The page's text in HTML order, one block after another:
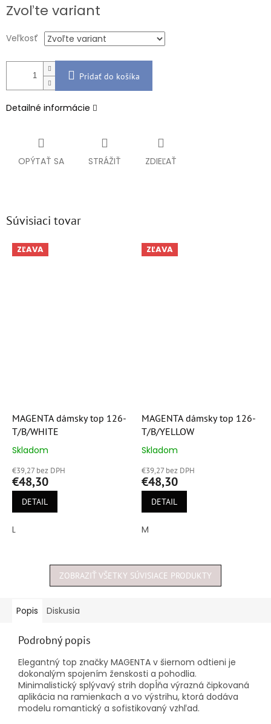
cena:
Zvoľte variant
Veľkosť
Pridať do košíka
Detailné informácie
OPÝTAŤ SA STRÁŽIŤ ZDIEĽAŤ
Súvisiaci tovar
ZĽAVA
MAGENTA dámsky top 126-
T/B/WHITE
Priemerné
produktu
je
5,0
hviezdičiek.
Skladom
€39,27 bez DPH
€48,30
DETAIL
L
ZĽAVA
MAGENTA dámsky top 126-
T/B/YELLOW
Priemerné
produktu
je
5,0
hviezdičiek.
Skladom
€39,27 bez DPH
€48,30
DETAIL
M
ZOBRAZIŤ VŠETKY SÚVISIACE PRODUKTY
Popis Diskusia
Podrobný popis
Elegantný top značky MAGENTA v šiernom odtieni je
dokonalým spojením ženskosti a pohodlia.
Minimalistický splývavý strih dopĺňa výrazná čipkovaná
aplikácia na ramienkach a vo výstrihu, ktorá dodáva
modelu romantický a sofistikovaný vzhľad.